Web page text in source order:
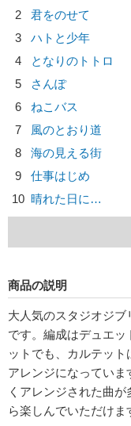
2
君をのせて
3
ハトと少年
4
となりのトトロ
5
さんぽ
6
ねこバス
7
風のとおり道
8
海の見える街
9
仕事はじめ
10 晴れた日に…
商品の説明
大人気のスタジオジ
です。編成はデュエ
ットでも、カルテッ
アレンジになってい
くアレンジされた曲
ら楽しんでいただけま